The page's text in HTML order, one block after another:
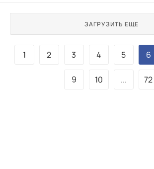
ЗАГРУЗИТЬ ЕЩЕ
1 2 3 4 5 6
9 10 ... 72